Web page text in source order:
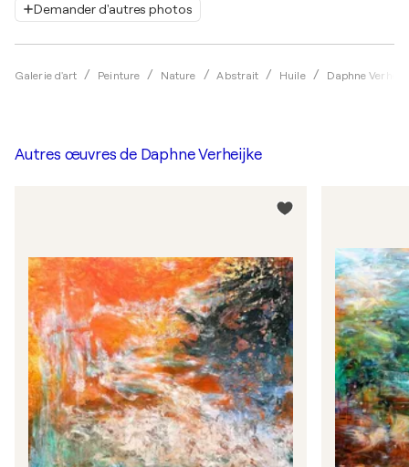
Demander d'autres photos
Galerie d'art Peinture Nature Abstrait Huile Daphne
Autres œuvres de Daphne Verheijke